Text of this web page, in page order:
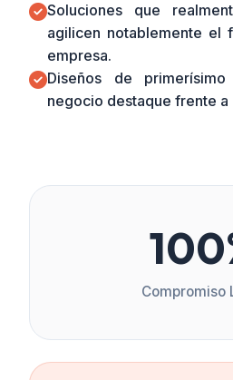
Soluciones que
agilicen notablemente el
empresa.
Diseños de
negocio destaque frente a
Compromiso